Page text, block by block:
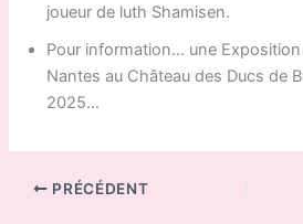
joueur de luth Shamisen.
Pour information… une Exposition
Nantes au Château des Ducs de
2025…
PRÉCÉDENT